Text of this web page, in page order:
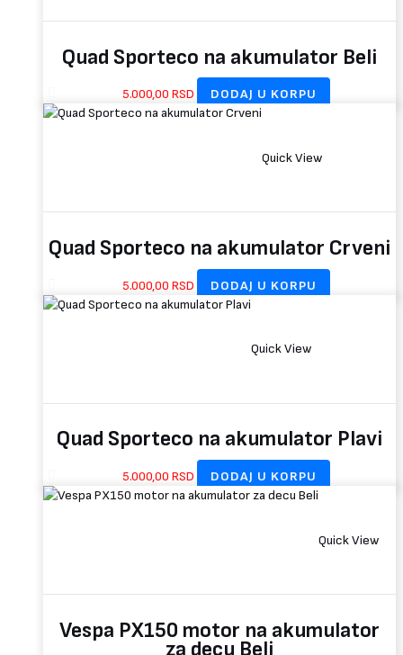
Quad Sporteco na akumulator Beli
5.000,00 RSD DODAJ U KORPU
Quick View
Quad Sporteco na akumulator Crveni
5.000,00 RSD DODAJ U KORPU
Quick View
Quad Sporteco na akumulator Plavi
5.000,00 RSD DODAJ U KORPU
Quick View
Vespa PX150 motor na akumulator
za decu Beli